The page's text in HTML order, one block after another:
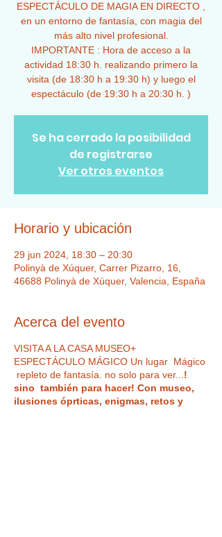
ESPECTÁCULO DE MAGIA EN DIRECTO ,
en un entorno de fantasía, con magia del
más alto nivel profesional.
IMPORTANTE : Hora de acceso a la
actividad 18:30 h. realizando primero la
visita (de 18:30 h a 19:30 h) y luego el
espectáculo (de 19:30 h a 20:30 h. )
Se ha cerrado la posibilidad
de registrarse
Ver otros eventos
Horario y ubicación
29 jun 2024, 18:30 – 20:30
Polinyà de Xúquer, Carrer Pizarro, 16,
46688 Polinyà de Xúquer, Valencia, España
Acerca del evento
VISITA A LA CASA MUSEO+
ESPECTÁCULO MÁGICO Un lugar Mágico
repleto de fantasía. no solo para ver... !
sino también para hacer! Con museo,
ilusiones óprticas, enigmas, retos y